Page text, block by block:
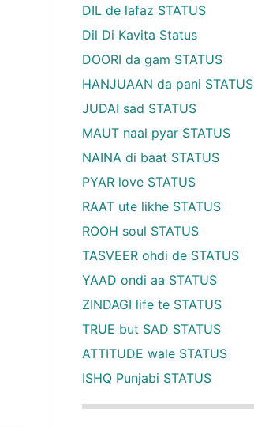
DIL de lafaz STATUS
Dil Di Kavita Status
DOORI da gam STATUS
HANJUAAN da pani STATUS
JUDAI sad STATUS
MAUT naal pyar STATUS
NAINA di baat STATUS
PYAR love STATUS
RAAT ute likhe STATUS
ROOH soul STATUS
TASVEER ohdi de STATUS
YAAD ondi aa STATUS
ZINDAGI life te STATUS
TRUE but SAD STATUS
ATTITUDE wale STATUS
ISHQ Punjabi STATUS